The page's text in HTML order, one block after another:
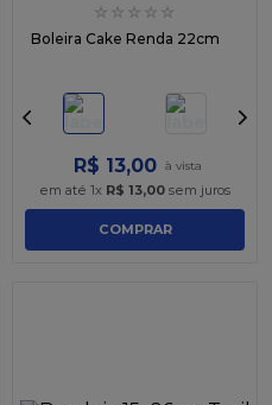
☆ ☆ ☆ ☆ ☆
Boleira Cake Renda 22cm
R$ 13,00
em até 1x R$ 13,00 sem juros
COMPRAR